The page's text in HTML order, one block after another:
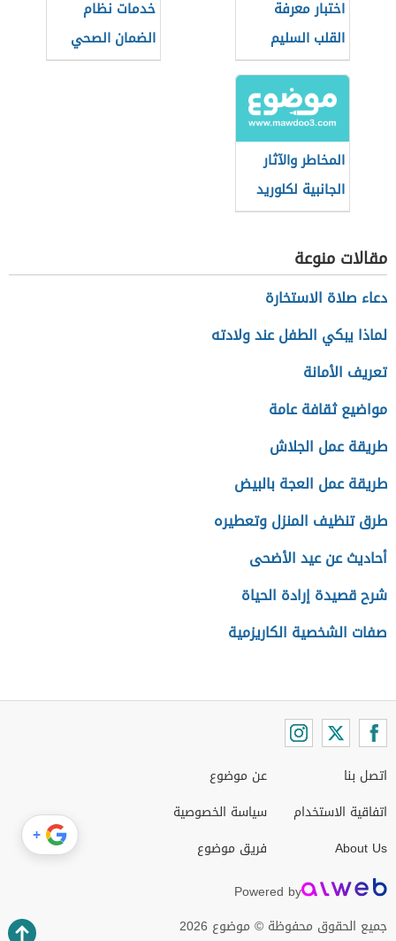
اختبار معرفة
القلب السليم
خدمات نظام
الضمان الصحي
التعاوني
المخاطر والآثار
الجانبية لكلوريد
الصوديوم
مقالات منوعة
دعاء صلاة الاستخارة
لماذا يبكي الطفل عند ولادته
تعريف الأمانة
مواضيع ثقافة عامة
طريقة عمل الجلاش
طريقة عمل العجة بالبيض
طرق تنظيف المنزل وتعطيره
أحاديث عن عيد الأضحى
شرح قصيدة إرادة الحياة
صفات الشخصية الكاريزمية
اتصل بنا
اتفاقية الاستخدام
About Us
عن موضوع
سياسة الخصوصية
فريق موضوع
Powered by
جميع الحقوق محفوظة © موضوع 2026
+